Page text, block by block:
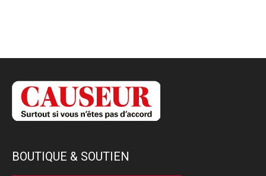
BOUTIQUE & SOUTIEN